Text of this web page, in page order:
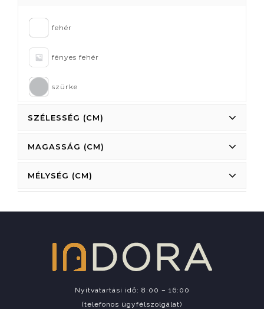
fehér
fényes fehér
szürke
SZÉLESSÉG (CM)
MAGASSÁG (CM)
MÉLYSÉG (CM)
Nyitvatartási idő: 8:00 – 16:00
(telefonos ügyfélszolgálat)